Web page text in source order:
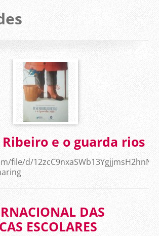
e o guarda rios
file/d/
DAS
ESCOLARES